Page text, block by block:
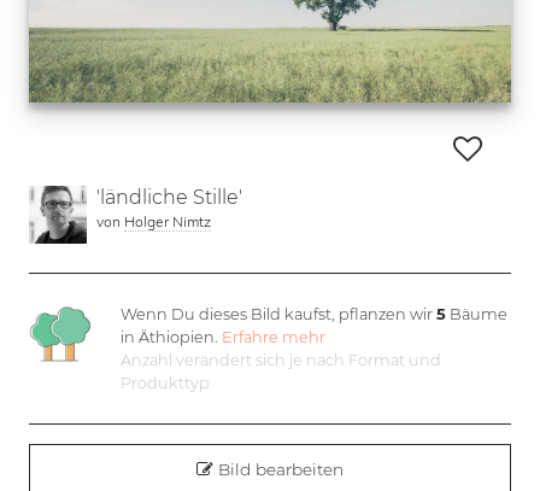
'ländliche Stille'
von Holger Nimtz
Wenn Du dieses Bild kaufst, pflanzen wir5 Bäume
in Äthiopien. Erfahre mehr
Anzahl verändert sich je nach Format und
Produkttyp
Bild bearbeiten